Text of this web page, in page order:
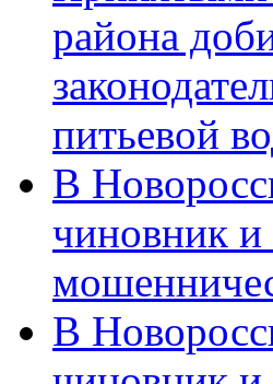
района
питьевой
В
чиновник
В